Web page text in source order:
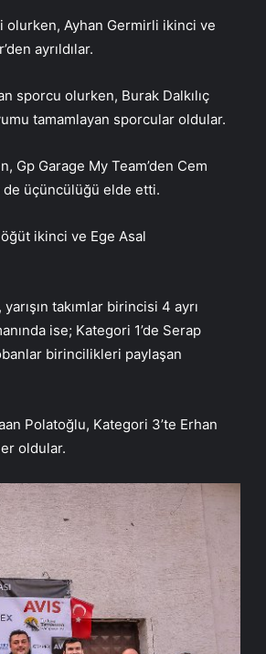
olurken, Ayhan Germirli ikinci ve
ayrıldılar.
sporcu olurken, Burak Dalkılıç
tamamlayan sporcular oldular.
Gp Garage My Team’den Cem
de üçüncülüğü elde etti.
ikinci ve Ege Asal
takımlar birincisi 4 ayrı
ise; Kategori 1’de Serap
birincilikleri paylaşan
Polatoğlu, Kategori 3’te Erhan
oldular.